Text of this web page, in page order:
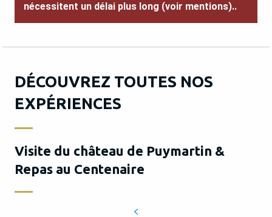
nécessitent un délai plus long (voir mentions)..
DÉCOUVREZ TOUTES NOS
EXPÉRIENCES
Visite du château de Puymartin &
Repas au Centenaire